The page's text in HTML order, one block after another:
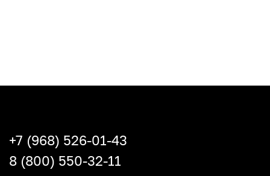
+7 (968) 526-01-43
8 (800) 550-32-11